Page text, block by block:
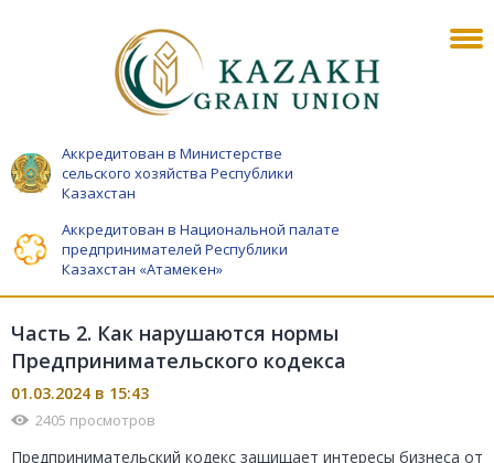
Аккредитован в Министерстве
сельского хозяйства Республики
Казахстан
Аккредитован в Национальной палате
предпринимателей Республики
Казахстан «Атамекен»
Часть 2. Как нарушаются нормы
Предпринимательского кодекса
01.03.2024 в 15:43
2405 просмотров
Предпринимательский кодекс защищает интересы бизнеса от